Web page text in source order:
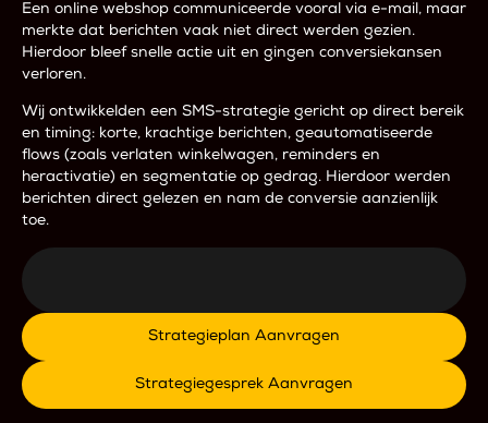
Een online webshop communiceerde vooral via e-mail, maar
merkte dat berichten vaak niet direct werden gezien.
Hierdoor bleef snelle actie uit en gingen conversiekansen
verloren.
Wij ontwikkelden een SMS-strategie gericht op direct bereik
en timing: korte, krachtige berichten, geautomatiseerde
flows (zoals verlaten winkelwagen, reminders en
heractivatie) en segmentatie op gedrag. Hierdoor werden
berichten direct gelezen en nam de conversie aanzienlijk
toe.
Strategieplan Aanvragen
Strategiegesprek Aanvragen